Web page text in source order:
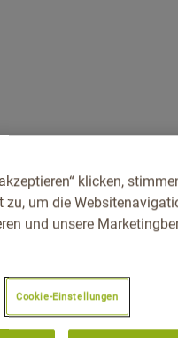
klicken,
um die
und unsere
Cookie-Einstellungen